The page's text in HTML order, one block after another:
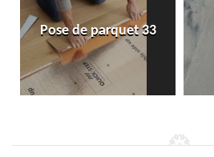
Pose de parquet 33